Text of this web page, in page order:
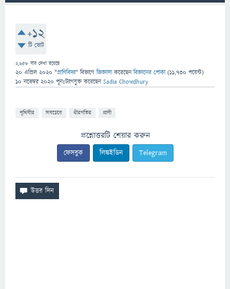
+12
টি ভোট
2,658 বার দেখা হয়েছে
20 এপ্রিল 2020 "প্রাণিবিদ্যা" বিভাগে জিজ্ঞাসাকরেছেনবিজ্ঞানের পোকা (11,730 পয়েন্ট)
10 নভেম্বর 2020 পূনঃট্যাগযুক্ত করেছেনSadia Chowdhury
পৃথিবীর সবচেয়ে ধীরগতির প্রাণী
প্রশ্নোত্তরটি শেয়ার করুন
ফেসবুক লিঙ্কইডিন Telegram